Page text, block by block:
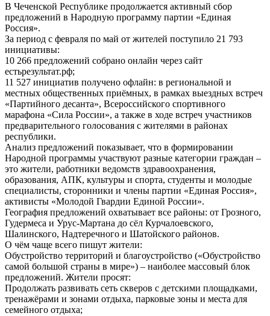
В Чеченской Республике продолжается активный сбор
предложений в Народную программу партии «Единая
Россия».
За период с февраля по май от жителей поступило 21 793
инициативы:
10 266 предложений собрано онлайн через сайт
естьрезультат.рф;
11 527 инициатив получено офлайн: в региональной и
местных общественных приёмных, в рамках выездных встреч
«Партийного десанта», Всероссийского спортивного
марафона «Сила России», а также в ходе встреч участников
предварительного голосования с жителями в районах
республики.
Анализ предложений показывает, что в формировании
Народной программы участвуют разные категории граждан –
это жители, работники ведомств здравоохранения,
образования, АПК, культуры и спорта, студенты и молодые
специалисты, сторонники и члены партии «Единая Россия»,
активисты «Молодой Гвардии Единой России».
География предложений охватывает все районы: от Грозного,
Гудермеса и Урус-Мартана до сёл Курчалоевского,
Шалинского, Надтеречного и Шатойского районов.
О чём чаще всего пишут жители:
Обустройство территорий и благоустройство («Обустройство
самой большой страны в мире») – наиболее массовый блок
предложений. Жители просят:
Продолжать развивать сеть скверов с детскими площадками,
тренажёрами и зонами отдыха, парковые зоны и места для
семейного отдыха;